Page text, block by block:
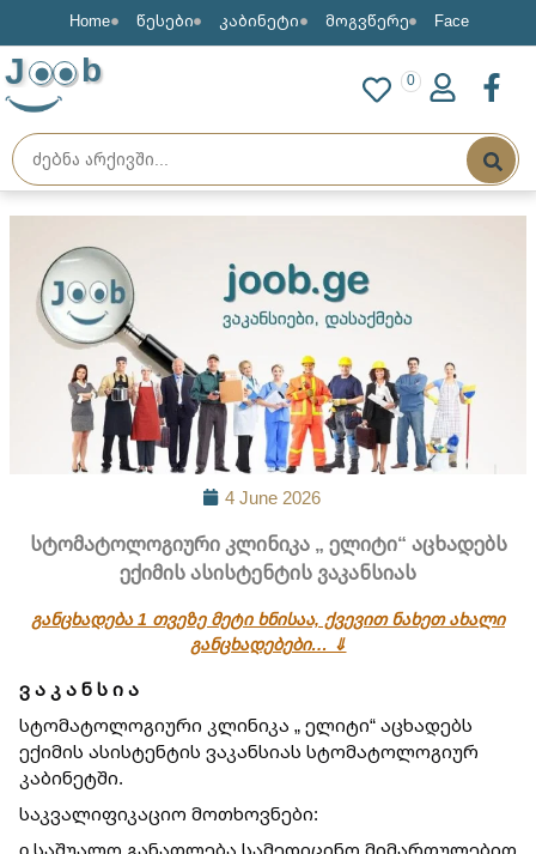
Home წესები კაბინეტი მოგვწერე Face
J b 0
4 June 2026
სტომატოლოგიური კლინიკა „ ელიტი“ აცხადებს
ექიმის ასისტენტის ვაკანსიას
განცხადება 1 თვეზე მეტი ხნისაა, ქვევით ნახეთ ახალი
განცხადებები… ⇓
ვ ა კ ა ნ ს ი ა
სტომატოლოგიური კლინიკა „ ელიტი“ აცხადებს
ექიმის ასისტენტის ვაკანსიას სტომატოლოგიურ
კაბინეტში.
საკვალიფიკაციო მოთხოვნები:
o საშუალო განათლება სამედიცინო მიმართულებით